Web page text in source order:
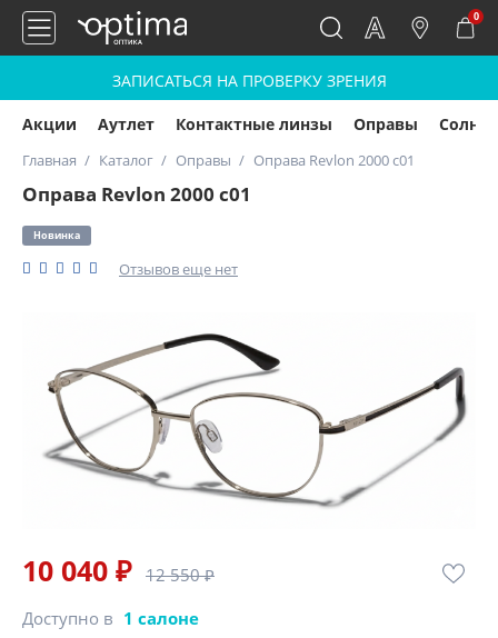
0
ЗАПИСАТЬСЯ НА ПРОВЕРКУ ЗРЕНИЯ
Акции Аутлет Контактные линзы Оправы
Главная Каталог Оправы Оправа Revlon 2000 c01
Оправа Revlon 2000 c01
Новинка
Отзывов еще нет
10 040 ₽ 12 550 ₽
Доступно в 1 салоне